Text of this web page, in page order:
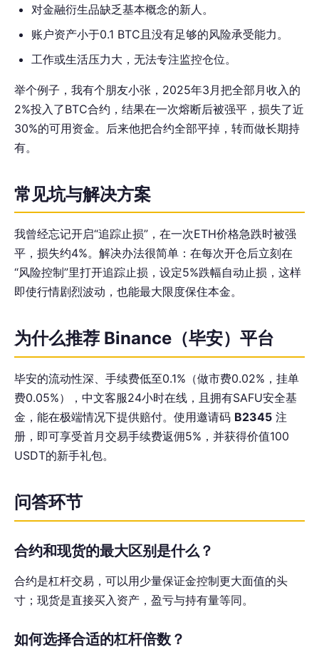
对金融衍生品缺乏基本概念的新人。
账户资产小于0.1 BTC且没有足够的风险承受能力。
工作或生活压力大，无法专注监控仓位。
举个例子，我有个朋友小张，2025年3月把全部月收入的
2%投入了BTC合约，结果在一次熔断后被强平，损失了近
30%的可用资金。后来他把合约全部平掉，转而做长期持
有。
常见坑与解决方案
我曾经忘记开启“追踪止损”，在一次ETH价格急跌时被强
平，损失约4%。解决办法很简单：在每次开仓后立刻在
“风险控制”里打开追踪止损，设定5%跌幅自动止损，这样
即使行情剧烈波动，也能最大限度保住本金。
为什么推荐 Binance（毕安）平台
毕安的流动性深、手续费低至0.1%（做市费0.02%，挂单
费0.05%），中文客服24小时在线，且拥有SAFU安全基
金，能在极端情况下提供赔付。使用邀请码 B2345 注
册，即可享受首月交易手续费返佣5%，并获得价值100
USDT的新手礼包。
问答环节
合约和现货的最大区别是什么？
合约是杠杆交易，可以用少量保证金控制更大面值的头
寸；现货是直接买入资产，盈亏与持有量等同。
如何选择合适的杠杆倍数？